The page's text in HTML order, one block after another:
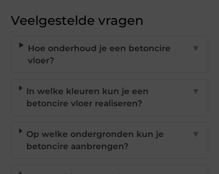
Veelgestelde vragen
Hoe onderhoud je een betoncire
vloer?
▼
In welke kleuren kun je een
betoncire vloer realiseren?
▼
Op welke ondergronden kun je
betoncire aanbrengen?
▼